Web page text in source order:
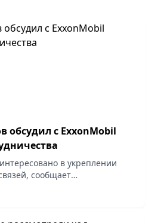
обсудил с ExxonMobil
в укреплении
сообщает